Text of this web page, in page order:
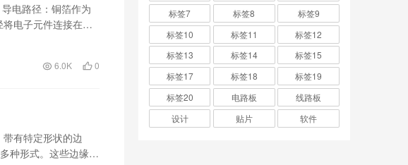
电路径：铜箔作为
电子元件连接在一
6.0K 0
有特定形状的边
种形式。这些边缘的
标签7
标签8
标签9
标签10
标签11
标签12
标签13
标签14
标签15
标签17
标签18
标签19
标签20
电路板
线路板
设计
贴片 软件